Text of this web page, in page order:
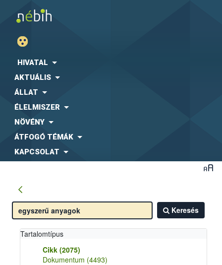
HIVATAL
AKTUÁLIS
ÁLLAT
ÉLELMISZER
NÖVÉNY
ÁTFOGÓ TÉMÁK
KAPCSOLAT
Keresés
Tartalomtípus
Cikk (2075)
Dokumentum (4493)